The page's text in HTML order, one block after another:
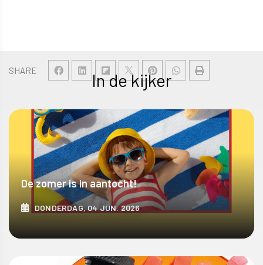
SHARE In de kijker
De zomer is in aantocht!
DONDERDAG, 04 JUN. 2026
ONTDEK MEER